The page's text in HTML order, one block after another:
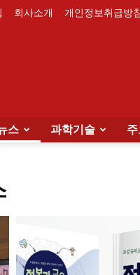
회사소개 개인정보취급방
스 과학기술